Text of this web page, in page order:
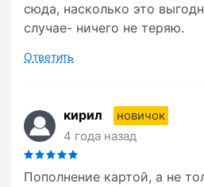
сюда, насколько это
случае- ничего не теряю.
Ответить
кирил
новичок
4 года назад
Пополнение картой, а не